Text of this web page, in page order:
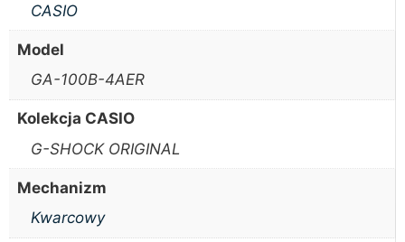
CASIO
Model
GA-100B-4AER
Kolekcja CASIO
G-SHOCK ORIGINAL
Mechanizm
Kwarcowy